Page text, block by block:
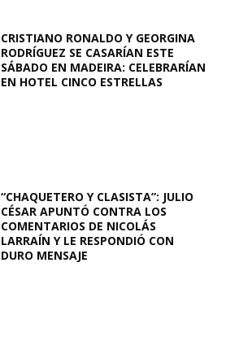
CRISTIANO RONALDO Y GEORGINA
RODRÍGUEZ SE CASARÍAN ESTE
SÁBADO EN MADEIRA: CELEBRARÍAN
EN HOTEL CINCO ESTRELLAS
“CHAQUETERO Y CLASISTA”: JULIO
CÉSAR APUNTÓ CONTRA LOS
COMENTARIOS DE NICOLÁS
LARRAÍN Y LE RESPONDIÓ CON
DURO MENSAJE